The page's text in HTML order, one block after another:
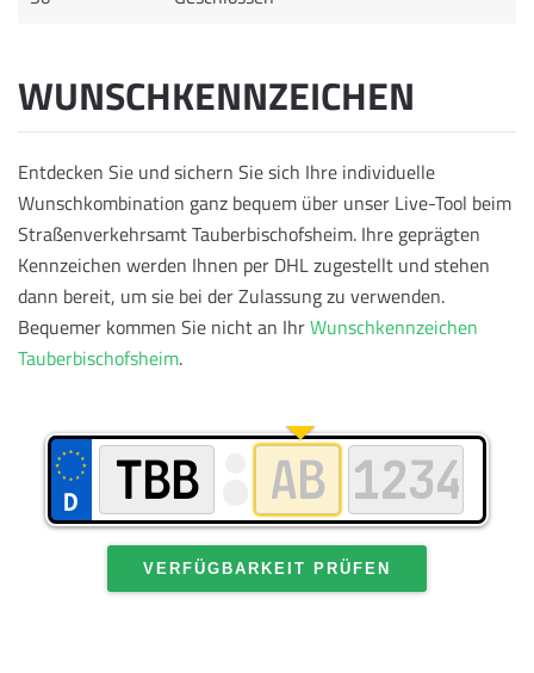
WUNSCHKENNZEICHEN
Entdecken Sie und sichern Sie sich Ihre individuelle
Wunschkombination ganz bequem über unser Live-Tool beim
Straßenverkehrsamt Tauberbischofsheim. Ihre geprägten
Kennzeichen werden Ihnen per DHL zugestellt und stehen
dann bereit, um sie bei der Zulassung zu verwenden.
Bequemer kommen Sie nicht an IhrWunschkennzeichen
Tauberbischofsheim.
VERFÜGBARKEIT PRÜFEN